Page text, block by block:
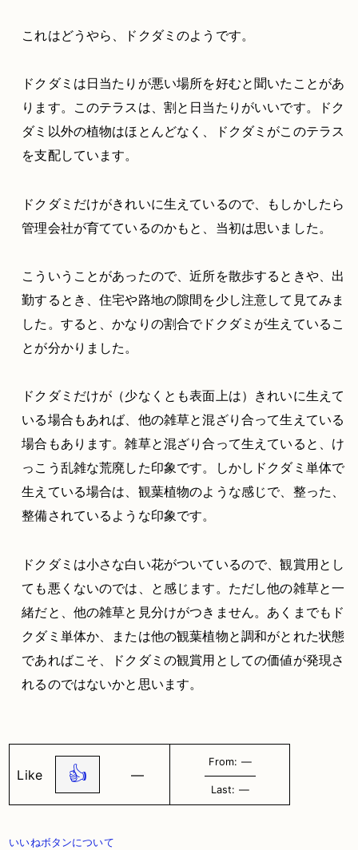
これはどうやら、ドクダミのようです。
ドクダミは日当たりが悪い場所を好むと聞いたことがあ
ります。このテラスは、割と日当たりがいいです。ドク
ダミ以外の植物はほとんどなく、ドクダミがこのテラス
を支配しています。
ドクダミだけがきれいに生えているので、もしかしたら
管理会社が育てているのかもと、当初は思いました。
こういうことがあったので、近所を散歩するときや、出
勤するとき、住宅や路地の隙間を少し注意して見てみま
した。すると、かなりの割合でドクダミが生えているこ
とが分かりました。
ドクダミだけが（少なくとも表面上は）きれいに生えて
いる場合もあれば、他の雑草と混ざり合って生えている
場合もあります。雑草と混ざり合って生えていると、け
っこう乱雑な荒廃した印象です。しかしドクダミ単体で
生えている場合は、観葉植物のような感じで、整った、
整備されているような印象です。
ドクダミは小さな白い花がついているので、観賞用とし
ても悪くないのでは、と感じます。ただし他の雑草と一
緒だと、他の雑草と見分けがつきません。あくまでもド
クダミ単体か、または他の観葉植物と調和がとれた状態
であればこそ、ドクダミの観賞用としての価値が発現さ
れるのではないかと思います。
Like 👍 ―
From: ―
Last: ―
いいねボタンについて